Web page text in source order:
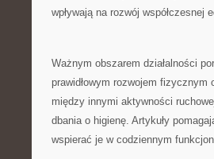
wpływają na rozwój współczesnej
Ważnym obszarem działalności
prawidłowym rozwojem
między innymi aktywności
dbania o higienę. Artykuły
wspierać je w codziennym